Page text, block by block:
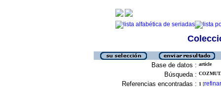
Base de datos : article
Búsqueda :
Referencias encontradas : 1 [refinar